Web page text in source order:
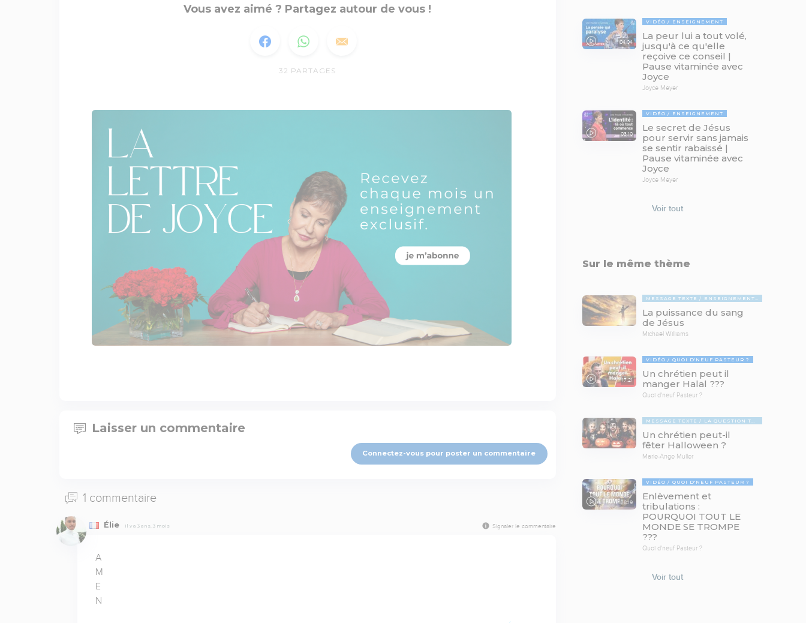
Vous avez aimé ? Partagez autour de vous !
32 PARTAGES
Laisser un commentaire
Connectez-vous pour poster un commentaire
1 commentaire
Élie Il y a 3 ans, 3 mois Signaler le commentaire
A
M
E
N
04:04
VIDÉO ENSEIGNEMENT
La peur lui a tout volé,
jusqu'à ce qu'elle
reçoive ce conseil |
Pause vitaminée avec
Joyce
Joyce Meyer
03:10
VIDÉO ENSEIGNEMENT
Le secret de Jésus
pour servir sans jamais
se sentir rabaissé |
Pause vitaminée avec
Joyce
Joyce Meyer
Voir tout
Sur le même thème
MESSAGE TEXTE ENSEIGNEMENTS BIBLIQUES
La puissance du sang
de Jésus
Michaël Williams
17:21
VIDÉO QUOI D'NEUF PASTEUR ?
Un chrétien peut il
manger Halal ???
Quoi d'neuf Pasteur ?
MESSAGE TEXTE LA QUESTION TABOUE
Un chrétien peut-il
fêter Halloween ?
Marie-Ange Muller
78:19
VIDÉO QUOI D'NEUF PASTEUR ?
Enlèvement et
tribulations :
POURQUOI TOUT LE
MONDE SE TROMPE
???
Quoi d'neuf Pasteur ?
Voir tout